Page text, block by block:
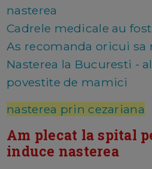
nasterea
Cadrele medicale au
As recomanda oricui sa
Nasterea la Bucuresti -
povestite de mamici
nasterea prin cezariana
Am plecat la spital
induce nasterea